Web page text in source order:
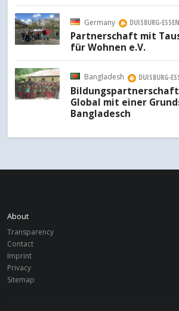
Germany DUISBURG-ESSEN
Partnerschaft mit
für Wohnen e.V.
Bangladesh DUISBURG-
Bildungspartnerschaft
Global mit einer
Bangladesch
About
Transparency
Contact
Imprint
Privacy
Sitemap